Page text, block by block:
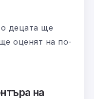
децата ще
оценят на по-
на